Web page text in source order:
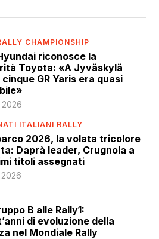
CHAMPIONSHIP
riconosce la
Toyota: «A Jyväskylä
GR Yaris era quasi
ITALIANI RALLY
2026, la volata tricolore
Daprà leader, Crugnola a
titoli assegnati
B alle Rally1:
di evoluzione della
nel Mondiale Rally